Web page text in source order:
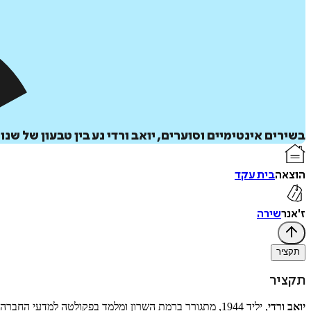
בשירים אינטימיים וסוערים, יואב ורדי נע בין טבעון של שנות ה-50 לעידן המודרני, בין זכרונות ילדות ואהבות נעורים להתמודדות
הוצאהבית עקד
ז'אנרשירה
תקציר
תקציר
יואב ורדי , יליד 1944, מתגורר ברמת השרון ומלמד בפקולטה